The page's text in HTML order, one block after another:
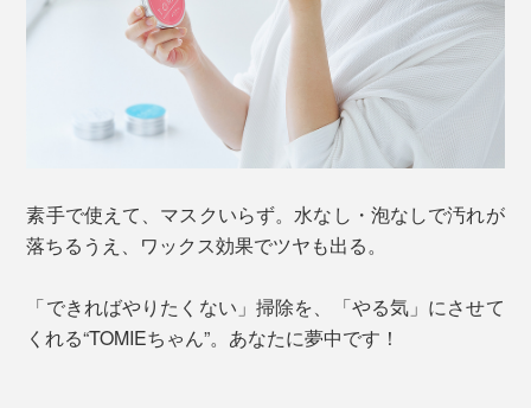
素手で使えて、マスクいらず。水なし・泡なしで汚れが
落ちるうえ、ワックス効果でツヤも出る。
「できればやりたくない」掃除を、「やる気」にさせて
くれる“TOMIEちゃん”。あなたに夢中です！